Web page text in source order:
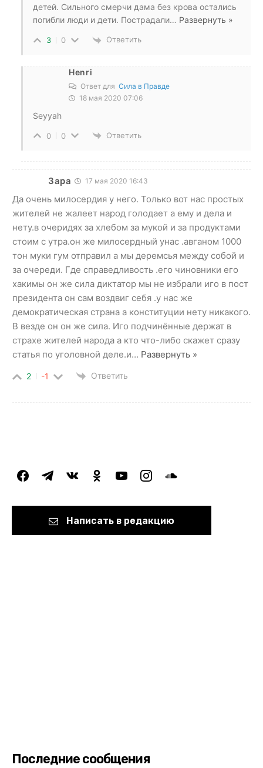
детей. Сильного смерчи дама без крова остались
погибли люди и дети. Пострадали… Развернуть »
3 0 Ответить
Henri
Ответ для Сила в Правде
18 мая 2020 07:06
Seyyah
0 0 Ответить
Зара 17 мая 2020 16:43
Да очень милосердия у него. Только вот нас простых
жителей не жалеет народ голодает а ему и дела и
нету.в очеридях за хлебом за мукой и за продуктами
стоим с утра.он же милосердный унас .авганом 1000
тон муки гум отправил а мы деремсья между собой и
за очереди. Где справедливость .его чиновники его
хакимы он же сила диктатор мы не избрали иго в пост
президента он сам воздвиг себя .у нас же
демократическая страна а конституции нету никакого.
В везде он он же сила. Иго подчинённые держат в
страхе жителей народа а кто что-либо скажет сразу
статья по уголовной деле.и… Развернуть »
2 -1 Ответить
facebooktelegramvkontakteodnoklassniki
youtubeinstagramsoundcloud
Написать в редакцию
Последние сообщения